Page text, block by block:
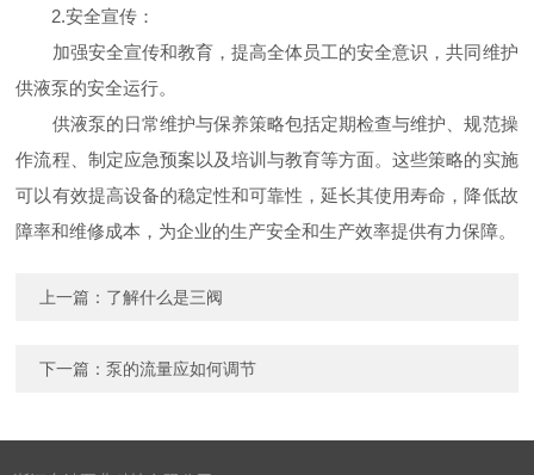
2.安全宣传：
加强安全宣传和教育，提高全体员工的安全意识，共同维护
供液泵的安全运行。
供液泵的日常维护与保养策略包括定期检查与维护、规范操
作流程、制定应急预案以及培训与教育等方面。这些策略的实施
可以有效提高设备的稳定性和可靠性，延长其使用寿命，降低故
障率和维修成本，为企业的生产安全和生产效率提供有力保障。
上一篇： 了解什么是三阀
下一篇：泵的流量应如何调节